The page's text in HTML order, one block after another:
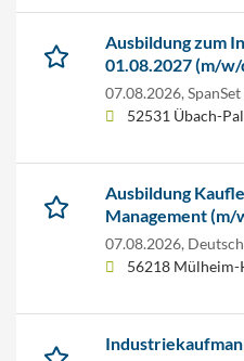
Ausbildung zum
01.08.2027 (m/w/
07.08.2026,
52531 Übach-
Ausbildung
Management (m/
07.08.2026,
56218